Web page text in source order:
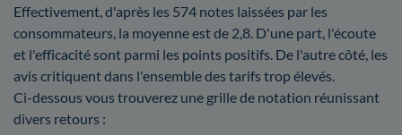
Effectivement, d'après les 574 notes laissées par les
consommateurs, la moyenne est de 2,8. D'une part, l'écoute
et l'efficacité sont parmi les points positifs. De l'autre côté, les
avis critiquent dans l'ensemble des tarifs trop élevés.
Ci-dessous vous trouverez une grille de notation réunissant
divers retours :